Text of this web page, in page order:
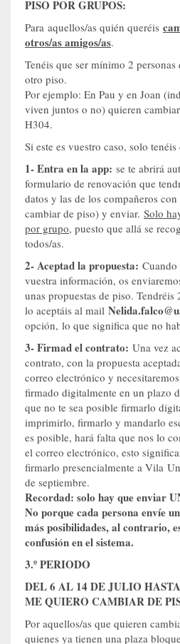
PISO POR GRUPOS:
Para aquellos/as quién queréis
otros/as amigos/as.
Tenéis que ser mínimo 2
otro piso.
Por ejemplo: En Pau y en Joan
viven juntos o no) quieren
H304.
Si este es vuestro caso, solo
1- Entra en la app: se te abrirá
formulario de renovación que
datos y las de los compañeros
cambiar de piso) y enviar. Solo
por grupo, puesto que allá se
todos/as.
2- Aceptad la propuesta: Cuando
vuestra información, os
unas propuestas de piso. Tendréis
lo aceptáis al mail
opción, lo que significa que no
3- Firmad el contrato: Una vez
contrato, con la propuesta
correo electrónico y
firmado digitalmente en un plazo
que no te sea posible firmarlo
imprimirlo, firmarlo y mandarlo
es posible, hará falta que nos lo
el correo electrónico, esto
firmarlo presencialmente a Vila
de septiembre.
Recordad: solo hay que enviar
No porque cada persona envíe
más posibilidades, al contrario,
confusión en el sistema.
3.º PERIODO
DEL 6 AL 14 DE JULIO
ME QUIERO CAMBIAR DE
Por aquellos/as que quieren
quienes ya tienen una plaza